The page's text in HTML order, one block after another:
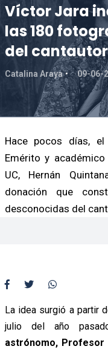
Víctor Jara
las 180
del cantautor
Catalina Araya 09-06-
Hace pocos días,
Emérito y
UC, Hernán
donación que
desconocidas del
La idea surgió a partir
julio del año
astrónomo, Profesor